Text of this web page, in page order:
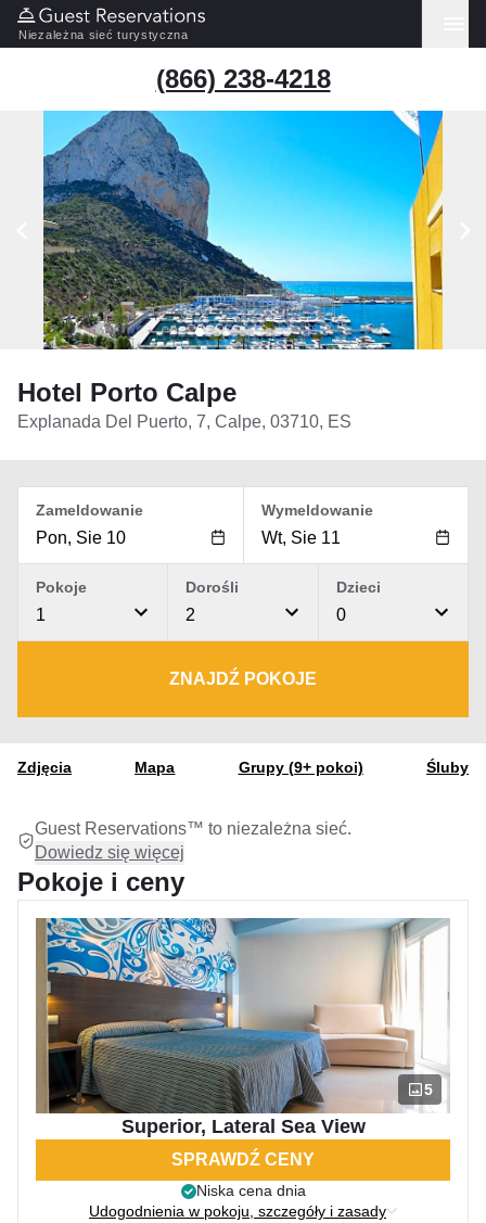
Niezależna sieć turystyczna
(866) 238-4218
Hotel Porto Calpe
Explanada Del Puerto, 7, Calpe, 03710, ES
Zameldowanie Wymeldowanie
1
Pokoje
2
Dorośli
0
Dzieci
ZNAJDŹ POKOJE
Zdjęcia Mapa Grupy (9+ pokoi) Śluby
Guest Reservations™ to niezależna sieć.
Dowiedz się więcej
Pokoje i ceny
5
Superior, Lateral Sea View
SPRAWDŹ CENY
Niska cena dnia
Udogodnienia w pokoju, szczegóły i zasady